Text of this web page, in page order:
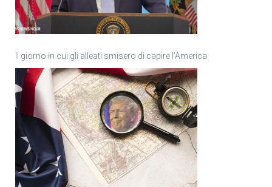
Il giorno in cui gli alleati smisero di capire l’America